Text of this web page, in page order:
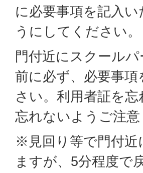
に必要事項を記入
うにしてください。
門付近にスクール
前に必ず、必要事
さい。利用者証を
忘れないようご注意
※見回り等で門付近
ますが、5分程度で